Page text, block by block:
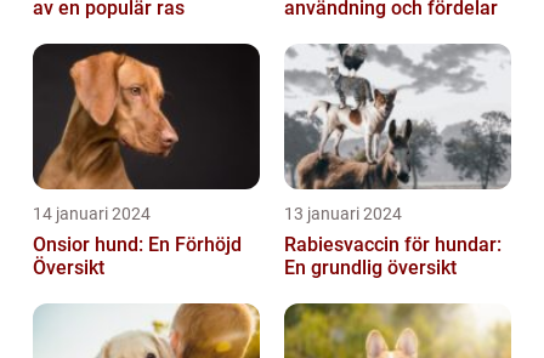
av en populär ras
användning och fördelar
14 januari 2024
Onsior hund: En Förhöjd
Översikt
13 januari 2024
Rabiesvaccin för hundar:
En grundlig översikt